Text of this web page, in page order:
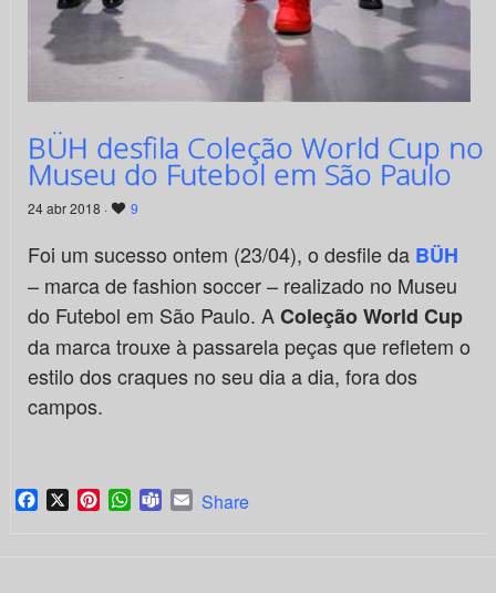
BÜH desfila Coleção World Cup no
Museu do Futebol em São Paulo
24 abr 2018 · 9
Foi um sucesso ontem (23/04), o desfile da BÜH
– marca de fashion soccer – realizado no Museu
do Futebol em São Paulo. AColeção World Cup
da marca trouxe à passarela peças que refletem o
estilo dos craques no seu dia a dia, fora dos
campos.
Facebook
X PinterestWhatsApp
TeamsEmail
Share